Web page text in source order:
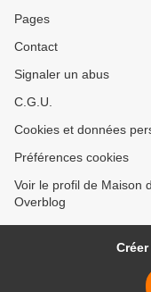
Pages
Contact
Signaler un abus
C.G.U.
Cookies et données
Préférences cookies
Voir le profil de Maison
Overblog